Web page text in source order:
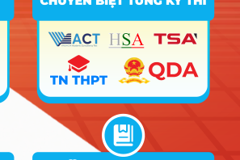
Hướng nghiệp
HOCMAI
ĐĂNG KÝ NGAY